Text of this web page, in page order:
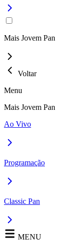
Mais Jovem Pan
Voltar
Menu
Mais Jovem Pan
Ao Vivo
Programação
Classic Pan
MENU